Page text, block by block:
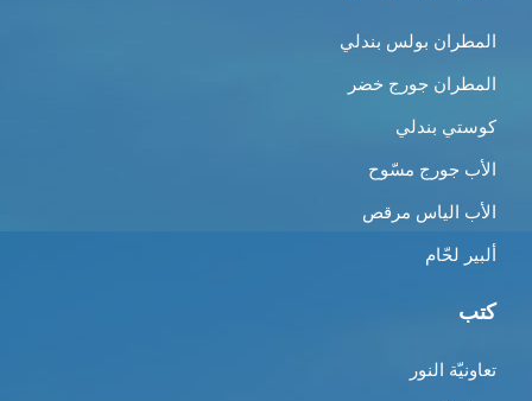
المطران بولس بندلي
المطران جورج خضر
كوستي بندلي
الأب جورج مسّوح
الأب الياس مرقص
ألبير لحّام
كتب
تعاونيّة النور